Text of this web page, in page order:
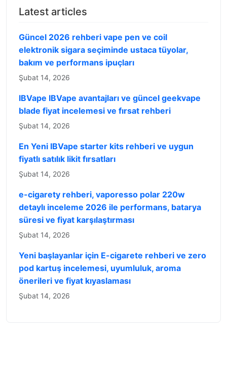
Latest articles
Güncel 2026 rehberi vape pen ve coil
elektronik sigara seçiminde ustaca tüyolar,
bakım ve performans ipuçları
Şubat 14, 2026
IBVape IBVape avantajları ve güncel geekvape
blade fiyat incelemesi ve fırsat rehberi
Şubat 14, 2026
En Yeni IBVape starter kits rehberi ve uygun
fiyatlı satılık likit fırsatları
Şubat 14, 2026
e-cigarety rehberi, vaporesso polar 220w
detaylı inceleme 2026 ile performans, batarya
süresi ve fiyat karşılaştırması
Şubat 14, 2026
Yeni başlayanlar için E-cigarete rehberi ve zero
pod kartuş incelemesi, uyumluluk, aroma
önerileri ve fiyat kıyaslaması
Şubat 14, 2026